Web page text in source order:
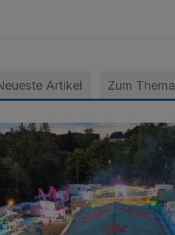
Artikel Zum Thema